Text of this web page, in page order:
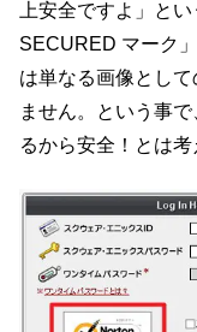
上安全ですよ」と
SECURED マーク
は単なる画像とし
ません。という事
るから安全！とは考